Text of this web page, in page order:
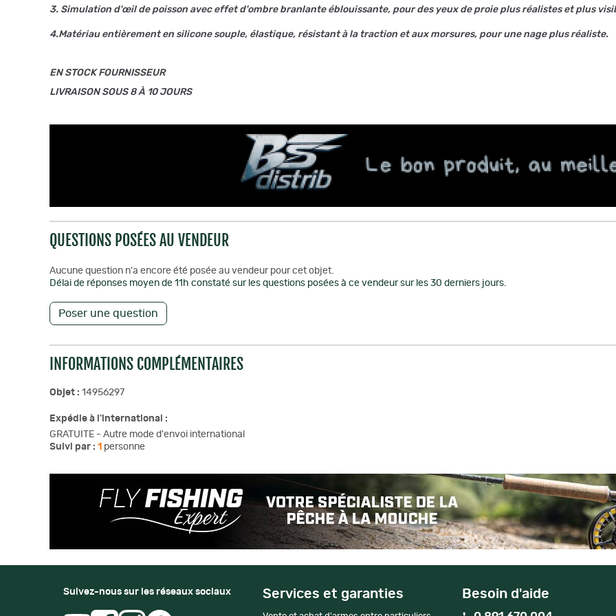
3. Simulation d'œil de poisson avec effet d'ombre branlante éblouissante, pour des yeux de proie plus réalistes et plus
4.Matériau entièrement en silicone souple, élastique, résistant à la traction et aux morsures, pour une nage plus réaliste.
EN STOCK FOURNISSEUR
LIVRAISON SOUS 8 À 10 JOURS
QUESTIONS POSÉES AU VENDEUR
Aucune question n'a encore été posée au vendeur pour cet objet.
Délai de réponses moyen de 11h constaté sur les questions posées à ce vendeur sur les 30 derniers jours.
Poser une question
INFORMATIONS COMPLÉMENTAIRES
Objet : 14956297
Expédie à l'international :
GRATUITE - Autre mode d'envoi international
Suivi par : 1 personne
Suivez-nous sur les réseaux sociaux Services et garanties Besoin d'aide